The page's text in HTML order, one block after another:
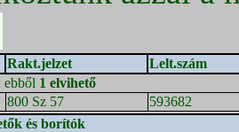
Rakt.jelzet
Lelt.szám
ebből 1 elvihető
800 Sz 57
593682
és borítók